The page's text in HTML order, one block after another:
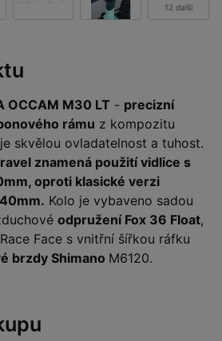
12 další
OCCAM M30 LT - precizní
rámu z kompozitu
skvělou ovladatelnost a tuhost.
znamená použití vidlice s
oproti klasické verzi
Kolo je vybaveno sadou
odpružení Fox 36 Float,
Face s vnitřní šířkou ráfku
brzdy Shimano M6120.